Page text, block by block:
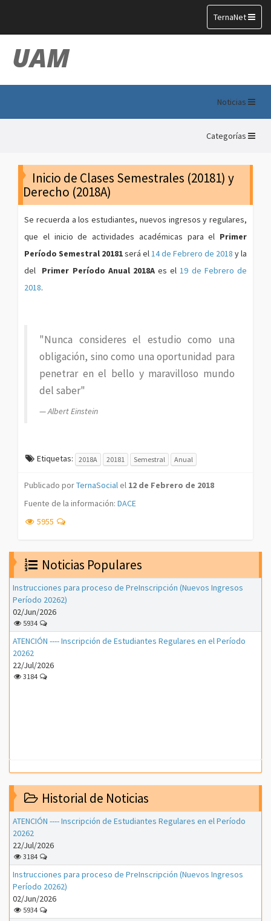
Toggle
navigation
TernaNet
UAM
Noticias
Categorías
Inicio de Clases Semestrales (20181) y
Derecho (2018A)
Se recuerda a los estudiantes, nuevos ingresos y regulares,
que el inicio de actividades académicas para el Primer
Período Semestral 20181será el14 de Febrero de 2018 y la
del Primer Período Anual 2018Aes el19 de Febrero de
2018.
"Nunca consideres el estudio como una
obligación, sino como una oportunidad para
penetrar en el bello y maravilloso mundo
del saber"
Albert Einstein
Etiquetas: 2018A 20181 Semestral Anual
Publicado porTernaSocial el 12 de Febrero de 2018
Fuente de la información: DACE
5955
Noticias Populares
Instrucciones para proceso de PreInscripción (Nuevos Ingresos
Período 20262)
02/Jun/2026
5934
ATENCIÓN ---- Inscripción de Estudiantes Regulares en el Período
20262
22/Jul/2026
3184
Historial de Noticias
ATENCIÓN ---- Inscripción de Estudiantes Regulares en el Período
20262
22/Jul/2026
3184
Instrucciones para proceso de PreInscripción (Nuevos Ingresos
Período 20262)
02/Jun/2026
5934